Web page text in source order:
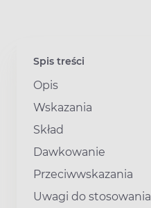
Spis treści
Opis
Wskazania
Skład
Dawkowanie
Przeciwwskazania
Uwagi do stosowania